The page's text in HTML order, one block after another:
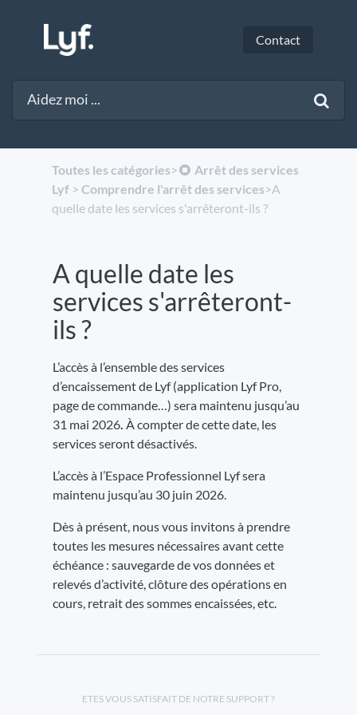
Contact
Toutes les catégories​>​
​Arrêt des services
Lyf​ > ​ ​Comprendre l'arrêt des services​>​ A
quelle date les services s'arrêteront-ils ?
A quelle date les
services s'arrêteront-
ils ?
L’accès à l’ensemble des services
d’encaissement de Lyf (application Lyf Pro,
page de commande…) sera maintenu jusqu’au
31 mai 2026. À compter de cette date, les
services seront désactivés.
L’accès à l’Espace Professionnel Lyf sera
maintenu jusqu’au 30 juin 2026.
Dès à présent, nous vous invitons à prendre
toutes les mesures nécessaires avant cette
échéance : sauvegarde de vos données et
relevés d’activité, clôture des opérations en
cours, retrait des sommes encaissées, etc.
ETES VOUS SATISFAIT DE NOTRE SUPPORT ?